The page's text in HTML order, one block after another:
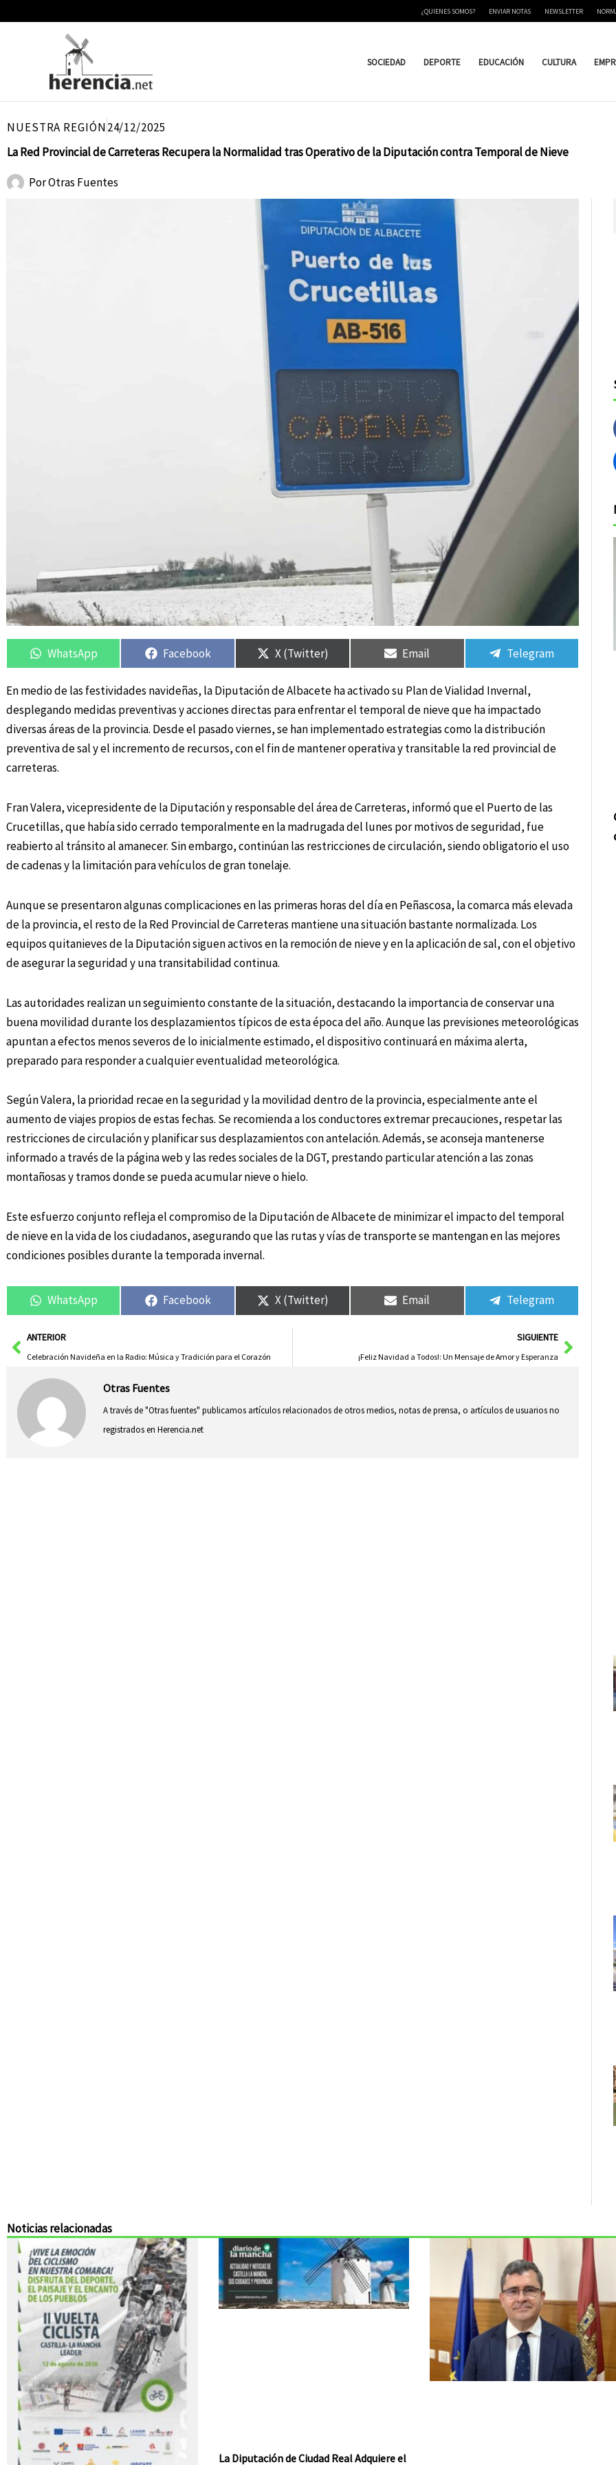
¿QUIENES SOMOS? ENVIAR NOTAS NEWSLETTER
SOCIEDAD DEPORTE EDUCACIÓN CULTURA
NUESTRA REGIÓN24/12/2025
La Red Provincial de Carreteras Recupera la Normalidad tras Operativo de la Diputación contra Temporal de Nieve
PorOtras Fuentes
Compartir
en
WhatsApp
Compartir
en
Facebook
Compartir
en
X (Twitter)
Compartir
en
Email
Compartir
en
Telegram
En medio de las festividades navideñas, la Diputación de Albacete ha activado su Plan de Vialidad Invernal,
desplegando medidas preventivas y acciones directas para enfrentar el temporal de nieve que ha impactado
diversas áreas de la provincia. Desde el pasado viernes, se han implementado estrategias como la distribución
preventiva de sal y el incremento de recursos, con el fin de mantener operativa y transitable la red provincial de
carreteras.
Fran Valera, vicepresidente de la Diputación y responsable del área de Carreteras, informó que el Puerto de las
Crucetillas, que había sido cerrado temporalmente en la madrugada del lunes por motivos de seguridad, fue
reabierto al tránsito al amanecer. Sin embargo, continúan las restricciones de circulación, siendo obligatorio el uso
de cadenas y la limitación para vehículos de gran tonelaje.
Aunque se presentaron algunas complicaciones en las primeras horas del día en Peñascosa, la comarca más elevada
de la provincia, el resto de la Red Provincial de Carreteras mantiene una situación bastante normalizada. Los
equipos quitanieves de la Diputación siguen activos en la remoción de nieve y en la aplicación de sal, con el objetivo
de asegurar la seguridad y una transitabilidad continua.
Las autoridades realizan un seguimiento constante de la situación, destacando la importancia de conservar una
buena movilidad durante los desplazamientos típicos de esta época del año. Aunque las previsiones meteorológicas
apuntan a efectos menos severos de lo inicialmente estimado, el dispositivo continuará en máxima alerta,
preparado para responder a cualquier eventualidad meteorológica.
Según Valera, la prioridad recae en la seguridad y la movilidad dentro de la provincia, especialmente ante el
aumento de viajes propios de estas fechas. Se recomienda a los conductores extremar precauciones, respetar las
restricciones de circulación y planificar sus desplazamientos con antelación. Además, se aconseja mantenerse
informado a través de la página web y las redes sociales de la DGT, prestando particular atención a las zonas
montañosas y tramos donde se pueda acumular nieve o hielo.
Este esfuerzo conjunto refleja el compromiso de la Diputación de Albacete de minimizar el impacto del temporal
de nieve en la vida de los ciudadanos, asegurando que las rutas y vías de transporte se mantengan en las mejores
condiciones posibles durante la temporada invernal.
Compartir
en
WhatsApp
Compartir
en
Facebook
Compartir
en
X (Twitter)
Compartir
en
Email
Compartir
en
Telegram
AntANTERIOR
Celebración Navideña en la Radio: Música y Tradición para el Corazón
SIGUIENTE
¡Feliz Navidad a Todos!: Un Mensaje de Amor y Esperanza
Otras Fuentes
A través de "Otras fuentes" publicamos artículos relacionados de otros medios, notas de prensa, o artículos de usuarios no
registrados en Herencia.net
Noticias relacionadas
La Diputación de Ciudad Real Adquiere el